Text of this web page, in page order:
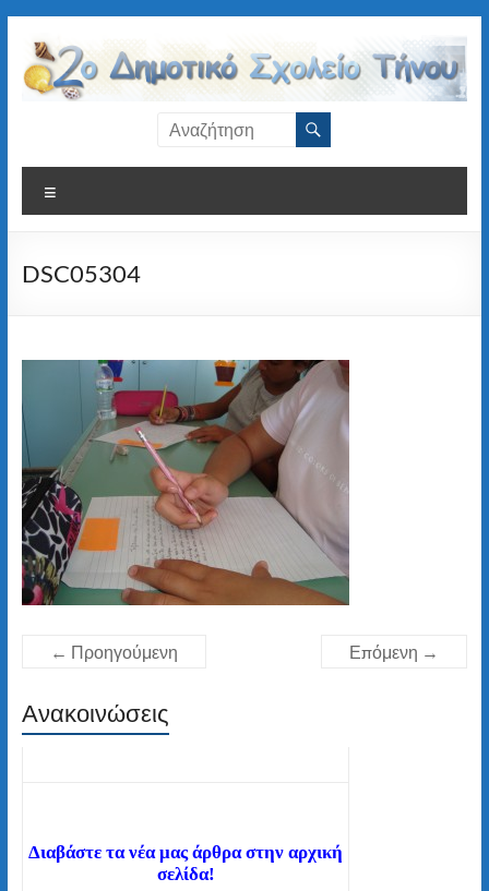
περιεχόμενο
Δημοτικό
Σχολείο
Τήνου
DSC05304
← Προηγούμενη Επόμενη →
Ανακοινώσεις